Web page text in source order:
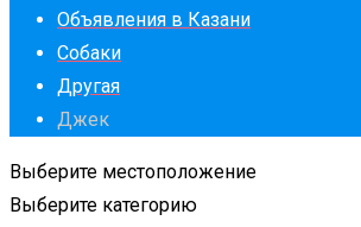
Объявления в Казани
Собаки
Другая
Джек
Выберите местоположение
Выберите категорию